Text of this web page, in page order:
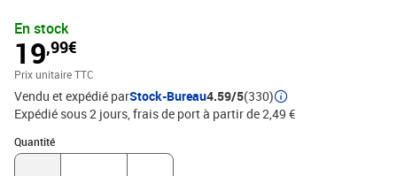
résistante à la lumière à base de pigments produit des résultats
précis et de qualité Le feutre fin de précision edding 1800 existe
dans différentes couleurs et se fixe facilement aux poches de
chemise grâce à son clip en acier Ce feutre fin est doté d'une pointe
de qualité enrobée de métal et offre différentes largeurs de trait
fines, de 0,25 mm à 0,7 mm Produit de marque de grande qualité
fabriqué en Allemagne
En stock
19,99€
Prix unitaire TTC
Vendu et expédié parStock-Bureau4.59/5(330)
Expédié sous 2 jours, frais de port à partir de 2,49 €
Quantité
Quantité : 1